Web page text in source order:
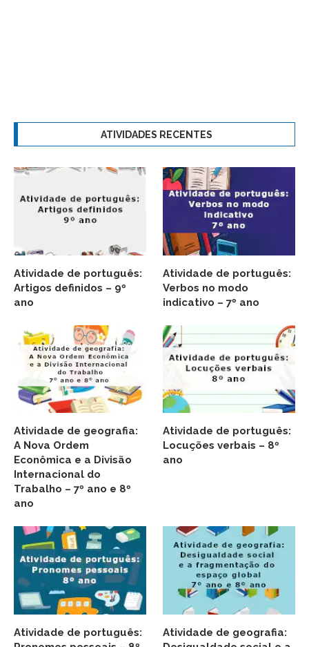
ATIVIDADES RECENTES
Atividade de português:
Artigos definidos – 9º
ano
Atividade de português:
Verbos no modo
indicativo – 7º ano
Atividade de geografia:
A Nova Ordem
Econômica e a Divisão
Internacional do
Trabalho – 7º ano e 8º
ano
Atividade de português:
Locuções verbais – 8º
ano
Atividade de português:
Atividade de geografia: